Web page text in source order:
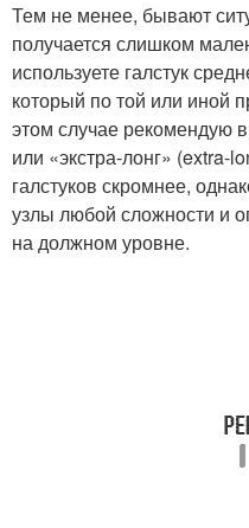
Тем не менее, бывают
получается слишком
используете галстук
который по той или иной
этом случае рекомендую
или «экстра-лонг» (extra-
галстуков скромнее,
узлы любой сложности и
на должном уровне.